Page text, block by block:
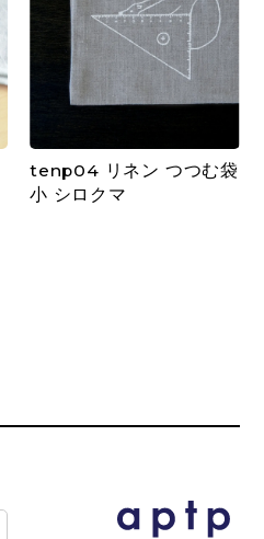
tenp04 リネン つつむ袋
小 シロクマ